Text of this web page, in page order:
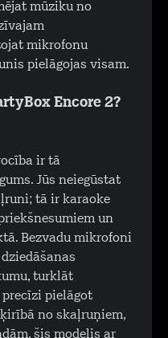
mūziku no
mikrofonu
pielāgojas visam.
Encore 2?
ir tā
Jūs neiegūstat
tā ir karaoke
un
Bezvadu mikrofoni
turklāt
pielāgot
no skaļruņiem,
šis modelis ar